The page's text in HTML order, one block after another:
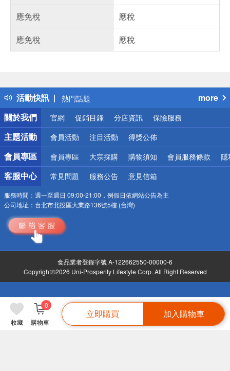
收藏 購物車
0
立即購買 加入購物車
應免稅
應稅
應免稅
應稅
活動快訊
得獎公告
熱門話題
銀行優惠
偏遠地區配送
詐騙網頁！請小心！
more
關於我們
官網 促銷目錄 分店資訊 保險服務
主題活動 會員活動 注目活動 得獎公佈
會員專區 會員專區 大宗採購 購物須知 會員服務條款 隱
客服中心 常見問題 服務公告 意見信箱
服務時間： 週一至週日 09:00-21:00，例假日依網站公告為主
公司地址： 台北市北投區大業路136號5樓 (台灣)
食品業者登錄字號 A-122662550-00000-6
Copyright©2026 Uni-Prosperity Lifestyle Corp. All Right Reserved